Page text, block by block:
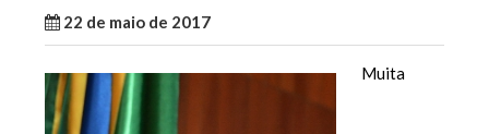
22 de maio de 2017
Muita